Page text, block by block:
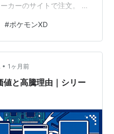
カーのサイトで注文。 一
イするか分からないけ
ならグランテーゼクリア
る程度慣れてきたしな…
体は持ってるんだけど、
たから買っちゃった。
#ポケモンXD
• 1ヶ月前
値と高騰理由｜シリー